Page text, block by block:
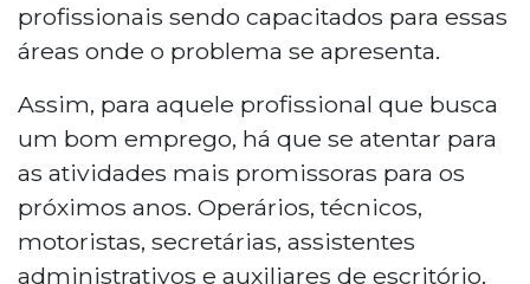
profissionais sendo capacitados para essas
áreas onde o problema se apresenta.
Assim, para aquele profissional que busca
um bom emprego, há que se atentar para
as atividades mais promissoras para os
próximos anos. Operários, técnicos,
motoristas, secretárias, assistentes
administrativos e auxiliares de escritório,